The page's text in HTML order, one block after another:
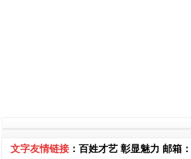
文字友情链接 ：百姓才艺 彰显魅力 邮箱：